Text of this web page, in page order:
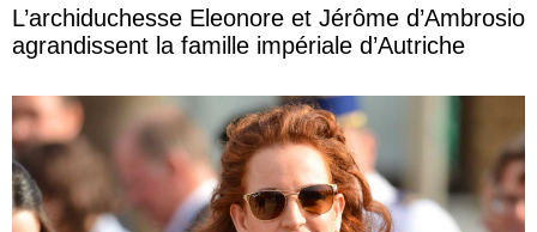
L’archiduchesse Eleonore et Jérôme d’Ambrosio
agrandissent la famille impériale d’Autriche